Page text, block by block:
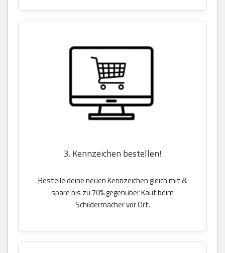
3. Kennzeichen bestellen!
Bestelle deine neuen Kennzeichen gleich mit &
spare bis zu 70% gegenüber Kauf beim
Schildermacher vor Ort.